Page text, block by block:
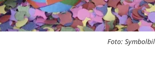
Foto: